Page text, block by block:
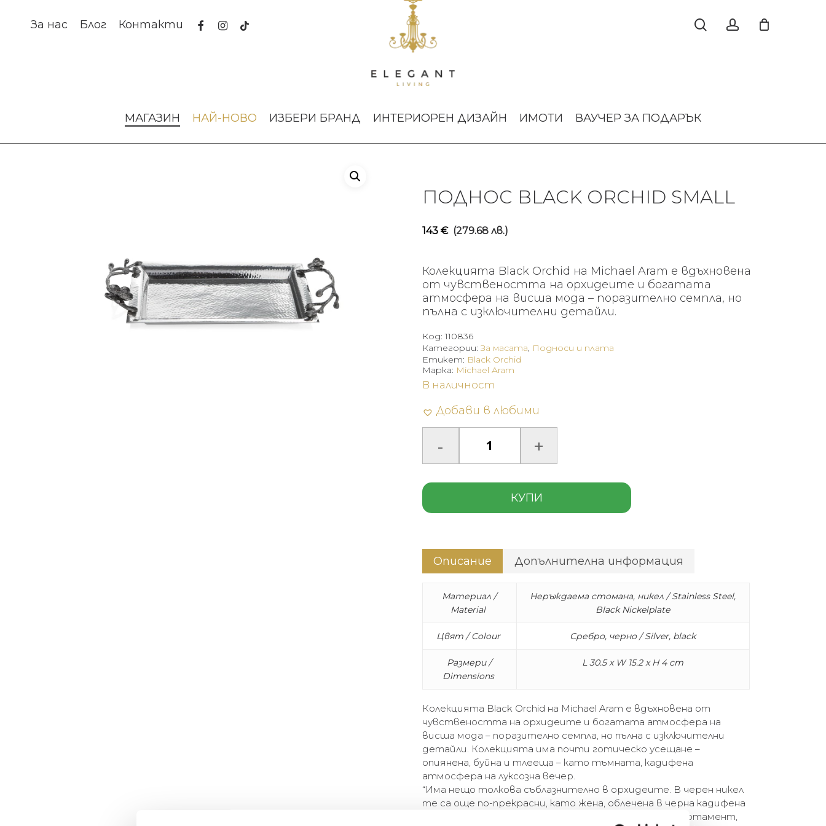
За нас Блог Контакти facebookinstagram
tiktok
МАГАЗИН НАЙ-НОВО ИЗБЕРИ БРАНД ИНТЕРИОРЕН ДИЗАЙН ИМОТИ ВАУЧЕР ЗА ПОДАРЪК
ПОДНОС BLACK ORCHID SMALL
143 € (279.68 лв.)
Колекцията Black Orchid на Michael Aram е вдъхновена
от чувствеността на орхидеите и богатата
атмосфера на висша мода – поразително семпла, но
пълна с изключителни детайли.
Код:110836
Категории:За масата, Подноси и плата
Етикет: Black Orchid
В наличност
Добави в любими
КУПИ
Марка: Michael Aram
Описание Допълнителна информация
Материал /
Material
Неръждаема стомана, никел / Stainless Steel,
Black Nickelplate
Цвят / Colour Сребро, черно / Silver, black
Размери /
Dimensions
L 30.5 x W 15.2 x H 4 cm
Колекцията Black Orchid на Michael Aram е вдъхновена от
чувствеността на орхидеите и богатата атмосфера на
висша мода – поразително семпла, но пълна с изключителни
детайли. Колекцията има почти готическо усещане –
опиянена, буйна и тлееща – като тъмната, кадифена
атмосфера на луксозна вечер.
“Има нещо толкова съблазнително в орхидеите. В черен никел
те са още по-прекрасни, като жена, облечена в черна кадифена
рокля, носеща се из голямо имение или в стилен апартамент,